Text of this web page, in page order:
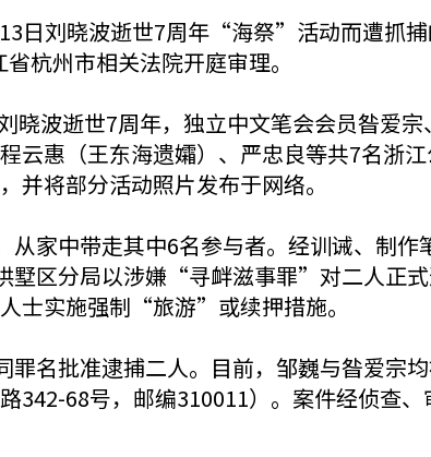
13日刘晓波逝世7周年“海祭”活动而遭抓
杭州市相关法院开庭审理。
晓波逝世7周年，独立中文笔会会员昝爱
云惠（王东海遗孀）、严忠良等共7名浙
并将部分活动照片发布于网络。
家中带走其中6名参与者。经训诫、制
墅区分局以涉嫌“寻衅滋事罪”对二人正
士实施强制“旅游”或续押措施。
名批准逮捕二人。目前，邹巍与昝爱宗
342-68号，邮编310011）。案件经侦查、